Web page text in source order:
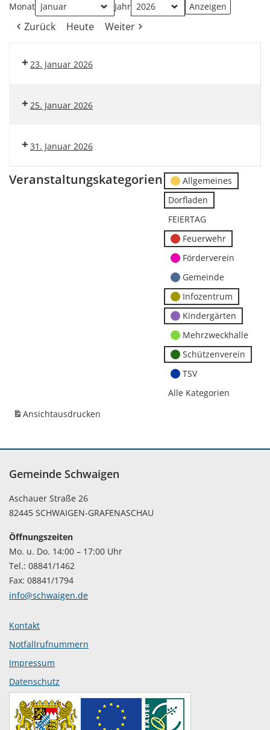
Monat Jahr
Zurück Heute Weiter
23. Januar 2026
25. Januar 2026
31. Januar 2026
Veranstaltungskategorien
Allgemeines
Dorfladen
FEIERTAG
Feuerwehr
Förderverein
Gemeinde
Infozentrum
Kindergärten
Mehrzweckhalle
Schützenverein
TSV
Alle Kategorien
Ansichtausdrucken
Gemeinde Schwaigen
Aschauer Straße 26
82445 SCHWAIGEN-GRAFENASCHAU
Öffnungszeiten
Mo. u. Do. 14:00 – 17:00 Uhr
Tel.: 08841/1462
Fax: 08841/1794
info@schwaigen.de
Kontakt
Notfallrufnummern
Impressum
Datenschutz